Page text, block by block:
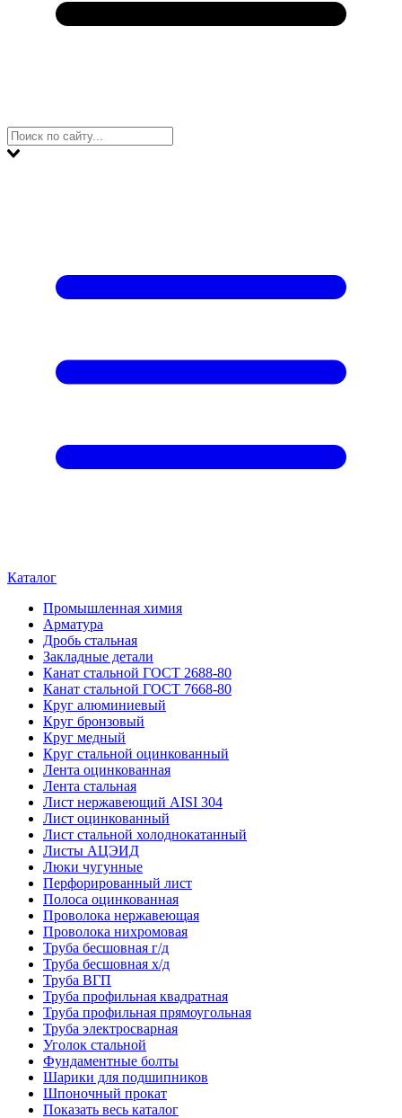
Каталог
Промышленная химия
Арматура
Дробь стальная
Закладные детали
Канат стальной ГОСТ 2688-80
Канат стальной ГОСТ 7668-80
Круг алюминиевый
Круг бронзовый
Круг медный
Круг стальной оцинкованный
Лента оцинкованная
Лента стальная
Лист нержавеющий AISI 304
Лист оцинкованный
Лист стальной холоднокатанный
Листы АЦЭИД
Люки чугунные
Перфорированный лист
Полоса оцинкованная
Проволока нержавеющая
Проволока нихромовая
Труба бесшовная г/д
Труба бесшовная х/д
Труба ВГП
Труба профильная квадратная
Труба профильная прямоугольная
Труба электросварная
Уголок стальной
Фундаментные болты
Шарики для подшипников
Шпоночный прокат
Показать весь каталог